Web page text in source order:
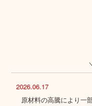
2026.06.17
原材料の高騰により一